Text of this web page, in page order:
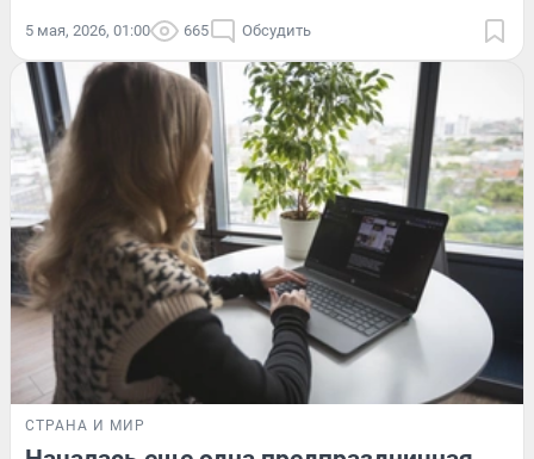
5 мая, 2026, 01:00 665 Обсудить
СТРАНА И МИР